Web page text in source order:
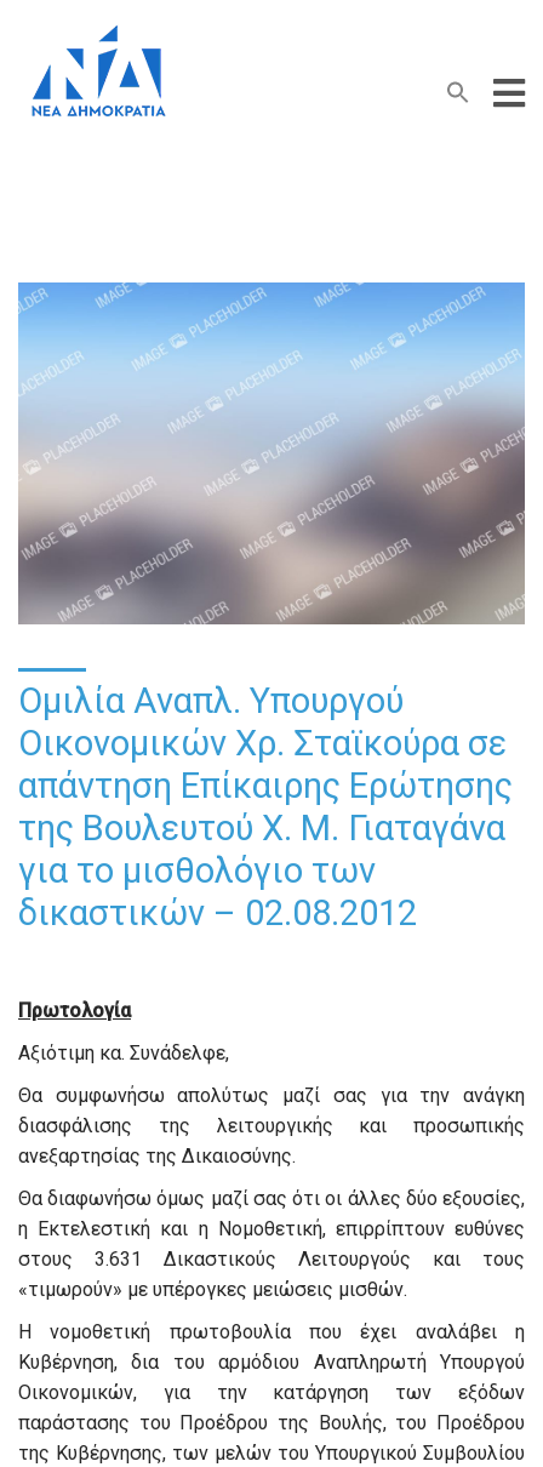
Search
for:
Search Button
Ομιλία Αναπλ. Υπουργού
Οικονομικών Χρ. Σταϊκούρα σε
απάντηση Επίκαιρης Ερώτησης
της Βουλευτού Χ. Μ. Γιαταγάνα
για το μισθολόγιο των
δικαστικών – 02.08.2012
Πρωτολογία
Αξιότιμη κα. Συνάδελφε,
Θα συμφωνήσω απολύτως μαζί σας για την ανάγκη
διασφάλισης της λειτουργικής και προσωπικής
ανεξαρτησίας της Δικαιοσύνης.
Θα διαφωνήσω όμως μαζί σας ότι οι άλλες δύο εξουσίες,
η Εκτελεστική και η Νομοθετική, επιρρίπτουν ευθύνες
στους 3.631 Δικαστικούς Λειτουργούς και τους
«τιμωρούν» με υπέρογκες μειώσεις μισθών.
Η νομοθετική πρωτοβουλία που έχει αναλάβει η
Κυβέρνηση, δια του αρμόδιου Αναπληρωτή Υπουργού
Οικονομικών, για την κατάργηση των εξόδων
παράστασης του Προέδρου της Βουλής, του Προέδρου
της Κυβέρνησης, των μελών του Υπουργικού Συμβουλίου